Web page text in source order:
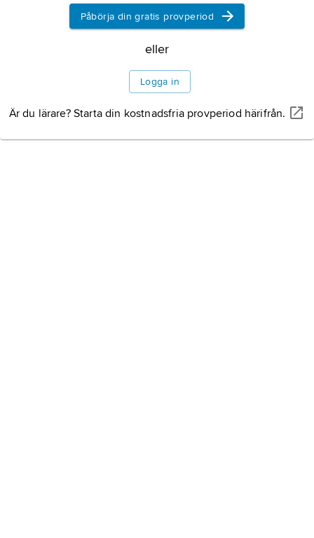
Information om artikeln
Påbörja din gratis provperiod
eller
Logga in
Är du lärare? Starta din kostnadsfria provperiod härifrån.